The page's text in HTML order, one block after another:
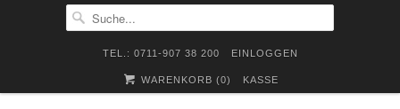
TEL.: 0711-907 38 200 EINLOGGEN
WARENKORB (0) KASSE